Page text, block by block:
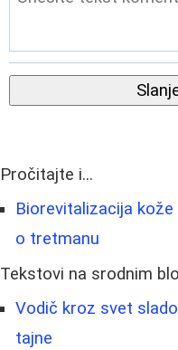
Pročitajte i...
Biorevitalizacija
o tretmanu
Tekstovi na srodnim
Vodič kroz svet
tajne